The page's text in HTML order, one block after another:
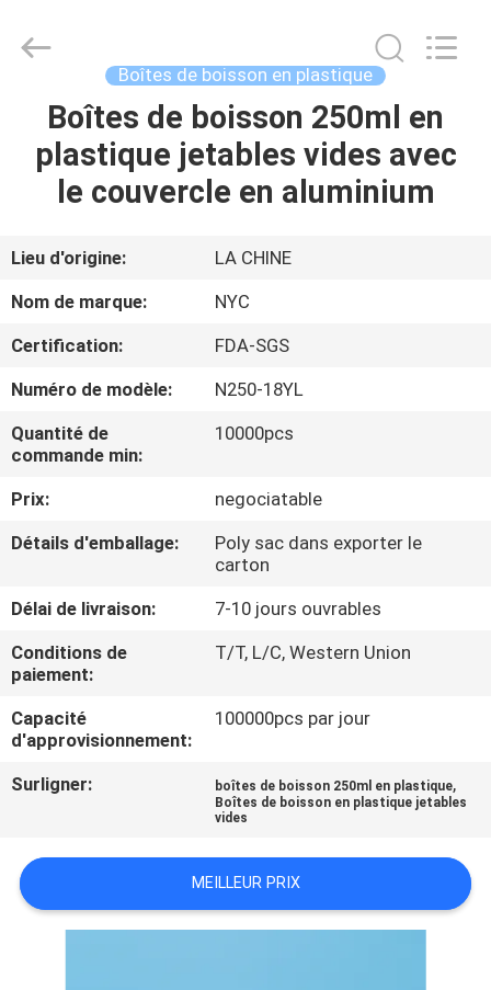
MAISON
PRODUITS
AU
SUJET
DE
VISITE
CONTRÔLE
QUALITÉ
CONTACTEZ-
NOUS
NOUVELLES
CAS
PLAN
Products
Co.,Ltd..
Boîtes de boisson en plastique
Boîtes de boisson 250ml en
plastique jetables vides avec
le couvercle en aluminium
Lieu d'origine:
LA CHINE
Nom de marque:
NYC
Certification:
FDA-SGS
Numéro de modèle:
N250-18YL
Quantité de
commande min:
10000pcs
Prix:
negociatable
Détails d'emballage:
Poly sac dans exporter le
carton
Délai de livraison:
7-10 jours ouvrables
Conditions de
paiement:
T/T, L/C, Western Union
Capacité
d'approvisionnement:
100000pcs par jour
Surligner: boîtes de boisson 250ml en plastique,
Boîtes de boisson en plastique jetables
vides
MEILLEUR PRIX